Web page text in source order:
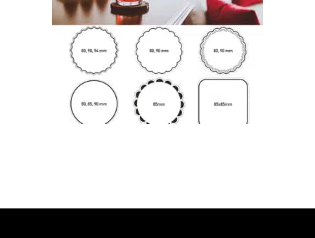
SERVİS ÜRÜNLERİ
BARDAK ALTI